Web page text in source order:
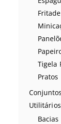
Tigela
Pratos
Conjuntos
Utilitários
Bacias